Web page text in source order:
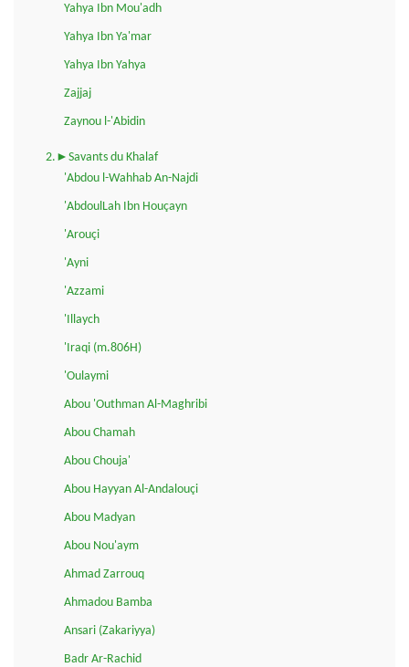
Yahya Ibn Mou'adh
Yahya Ibn Ya'mar
Yahya Ibn Yahya
Zajjaj
Zaynou l-'Abidin
2.►Savants du Khalaf
'Abdou l-Wahhab An-Najdi
'AbdoulLah Ibn Houçayn
'Arouçi
'Ayni
'Azzami
'Illaych
'Iraqi (m.806H)
'Oulaymi
Abou 'Outhman Al-Maghribi
Abou Chamah
Abou Chouja'
Abou Hayyan Al-Andalouçi
Abou Madyan
Abou Nou'aym
Ahmad Zarrouq
Ahmadou Bamba
Ansari (Zakariyya)
Badr Ar-Rachid